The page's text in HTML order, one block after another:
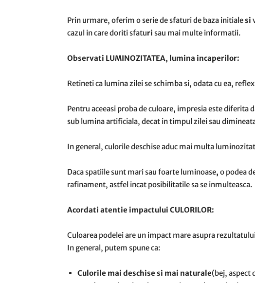
Prin urmare, oferim o serie de sfaturi de baza initialesi
cazul in care doriti sfaturi sau mai multe informatii.
Observati LUMINOZITATEA, lumina incaperilor:
Retineti ca lumina zilei se schimba si, odata cu ea,
Pentru aceeasi proba de culoare, impresia este diferita
sub lumina artificiala, decat in timpul zilei sau
In general, culorile deschise aduc mai multa
Daca spatiile sunt mari sau foarte luminoase, o podea
rafinament, astfel incat posibilitatile sa se inmulteasca.
Acordati atentie impactului CULORILOR:
Culoarea podelei are un impact mare asupra
In general, putem spune ca:
Culorile mai deschise si mai naturale(bej, aspect